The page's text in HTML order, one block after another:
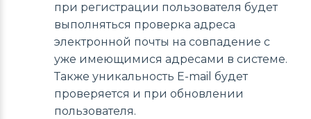
при регистрации пользователя будет
выполняться проверка адреса
электронной почты на совпадение с
уже имеющимися адресами в системе.
Также уникальность E-mail будет
проверяется и при обновлении
пользователя.